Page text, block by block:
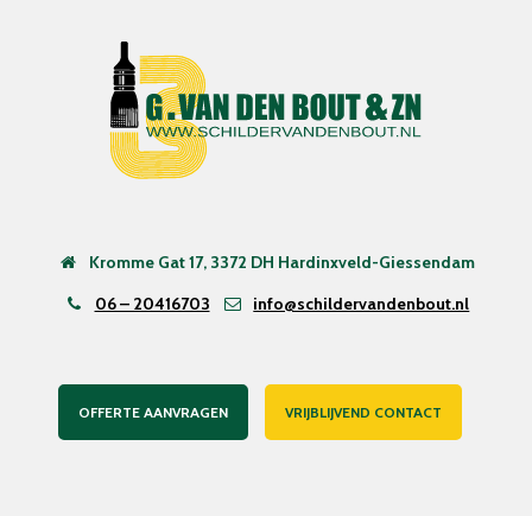
Kromme Gat 17, 3372 DH Hardinxveld-Giessendam
06 – 20416703
info@schildervandenbout.nl
OFFERTE AANVRAGEN VRIJBLIJVEND CONTACT